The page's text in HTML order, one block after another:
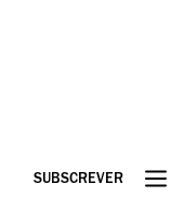
SUBSCREVER